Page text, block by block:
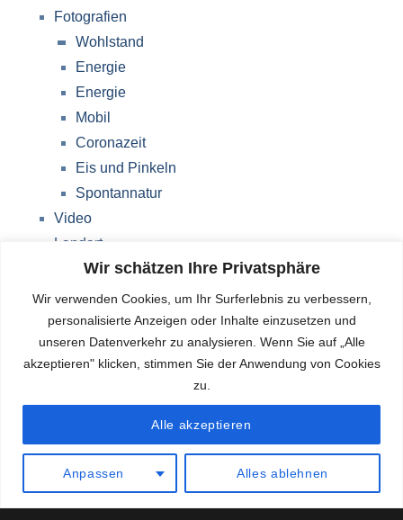
Wir schätzen Ihre Privatsphäre
Wir verwenden Cookies, um Ihr Surferlebnis zu verbessern,
personalisierte Anzeigen oder Inhalte einzusetzen und
unseren Datenverkehr zu analysieren. Wenn Sie auf „Alle
akzeptieren" klicken, stimmen Sie der Anwendung von Cookies
zu.
Anpassen Alles ablehnen
Alle akzeptieren
Fotografien
Wohlstand
Energie
Energie
Mobil
Coronazeit
Eis und Pinkeln
Spontannatur
Video
Landart
Werke Storkow (M)
Über mich
Impressum
Datenschutzerklärung
Blog